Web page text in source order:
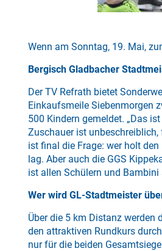
Wenn am Sonntag, 19. Mai,
Bergisch Gladbacher
Der TV Refrath bietet
Einkaufsmeile Siebenmorgen
500 Kindern gemeldet. „Das
Zuschauer ist
ist final die Frage: wer holt
lag. Aber auch die GGS
ist allen Schülern und Bambini
Wer wird GL-Stadtmeister
Über die 5 km Distanz werden
den attraktiven Rundkurs
nur für die beiden